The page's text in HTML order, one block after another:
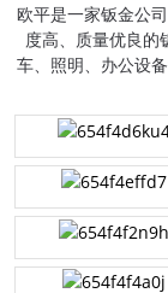
欧平是一家钣金公
度高、质量优良的
车、照明、办公设